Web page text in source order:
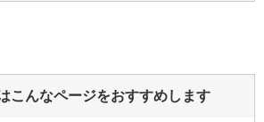
こんなページをおすすめします